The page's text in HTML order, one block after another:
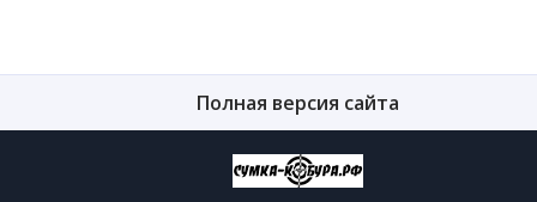
Полная версия сайта